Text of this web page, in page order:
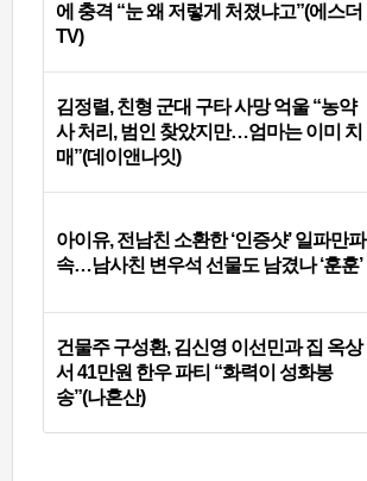
에 충격 “눈 왜 저렇게 처졌냐고”(에스더
TV)
김정렬, 친형 군대 구타 사망 억울 “농약
사 처리, 범인 찾았지만…엄마는 이미 치
매”(데이앤나잇)
아이유, 전남친 소환한 ‘인증샷’ 일파만파
속…남사친 변우석 선물도 남겼나 ‘훈훈’
건물주 구성환, 김신영 이선민과 집 옥상
서 41만원 한우 파티 “화력이 성화봉
송”(나혼산)